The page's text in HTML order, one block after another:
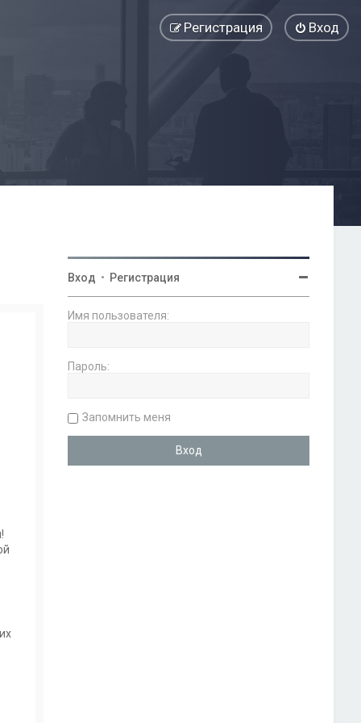
Вход
Регистрация
Вход • Регистрация
Имя пользователя:
Пароль:
Запомнить меня